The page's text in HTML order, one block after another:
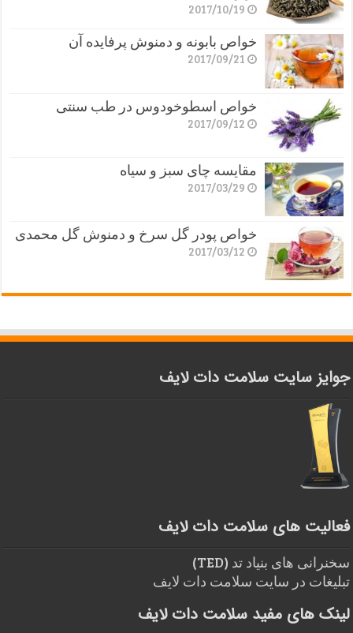
2017/10/19
خواص بابونه و دمنوش پرفایده آن
2017/09/21
خواص اسطوخودوس در طب سنتی
2017/09/12
مقایسه چای سبز و سیاه
2017/03/29
خواص پودر گل سرخ و دمنوش گل محمدی
2017/03/12
جوایز سایت سلامت دات لایف
فعالیت های سلامت دات لایف
سخنرانی های بنیاد تد (TED)
تبلیغات در سایت سلامت دات لایف
لینک های مفید سلامت دات لایف